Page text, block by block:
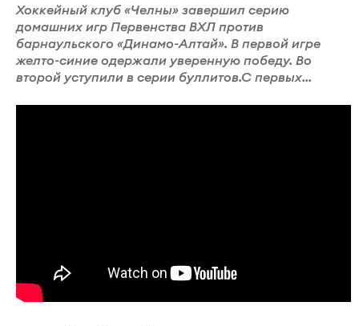
Хоккейный клуб «Челны» завершил серию
домашних игр Первенства ВХЛ против
барнаульского «Динамо-Алтай». В первой игре
желто-синие одержали уверенную победу. Во
второй уступили в серии буллитов.С первых...